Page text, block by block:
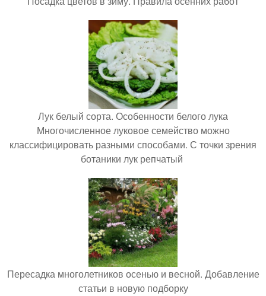
Лук белый сорта. Особенности белого лука
Многочисленное луковое семейство можно
классифицировать разными способами. С точки зрения
ботаники лук репчатый
Пересадка многолетников осенью и весной. Добавление
статьи в новую подборку